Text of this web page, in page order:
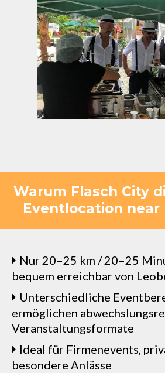
Warum Flasch City
Eventlocation near
Nur 20–25 km / 20–25
bequem erreichbar von
Unterschiedliche
ermöglichen
Veranstaltungsformate
Ideal für Firmenevents,
besondere Anlässe